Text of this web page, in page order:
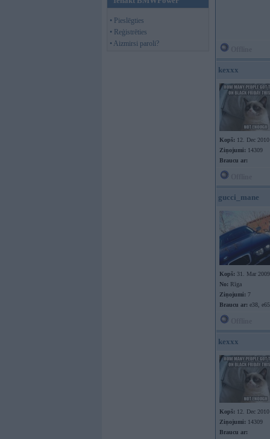
• Pieslēgties
• Reģistrēties
• Aizmirsi paroli?
kexxx
Kopš: 12. Dec 2010
Ziņojumi: 14309
Braucu ar:
gucci_mane
Kopš: 31. Mar 2009
No: Rīga
Ziņojumi: 7
Braucu ar: e38,
kexxx
Kopš: 12. Dec 2010
Ziņojumi: 14309
Braucu ar: